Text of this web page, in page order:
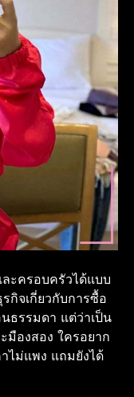
ะครอบครัวได้แบบ
กิจเกี่ยวกับการซื้อ
ธรรมดา แต่ว่าเป็น
องสอง ใครอยาก
ไม่แพง แถมยังได้